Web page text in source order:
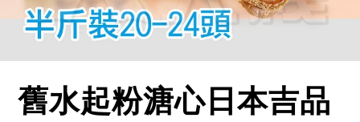
舊水起粉溏心日本吉品